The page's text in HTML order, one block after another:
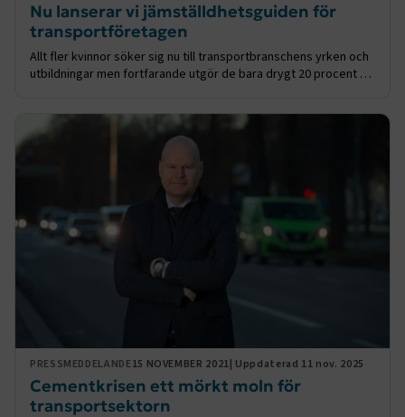
Nu lanserar vi jämställdhetsguiden för
transportföretagen
Allt fler kvinnor söker sig nu till transportbranschens yrken och
utbildningar men fortfarande utgör de bara drygt 20 procent av
Framfart. Nu lanserar Framfart en jämställdhetsguide för att
hjälpa företag att ta nästa kliv i jämställdhetsarbetet.
PRESSMEDDELANDE15 NOVEMBER 2021| Uppdaterad 11 nov. 2025
Cementkrisen ett mörkt moln för
transportsektorn